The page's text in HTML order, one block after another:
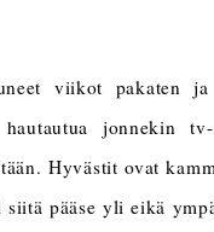
viikot pakaten ja
jonnekin tv-
Hyvästit ovat
pääse yli eikä